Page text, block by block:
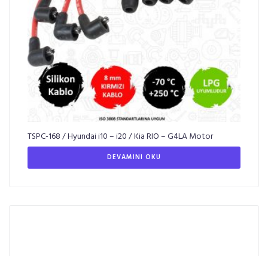
TSPC-168 / Hyundai i10 – i20 / Kia RIO – G4LA Motor
DEVAMINI OKU